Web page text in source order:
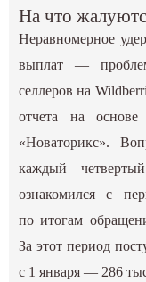
На что
Неравномерное
выплат —
селлеров на
отчета на основе
«Новаторикс».
каждый
ознакомился с
по итогам
За этот период
с 1 января — 286